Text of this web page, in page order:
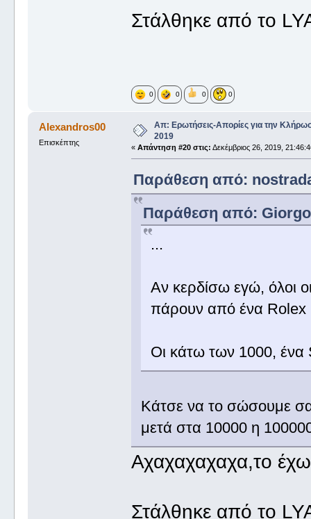
Στάλθηκε από το
0 0 0 0
Alexandros00
Επισκέπτης
Απ: Ερωτήσεις-Απορίες για την
2019
«Απάντηση #20 στις: Δεκέμβριος 26, 2019,
Παράθεση από:
Παράθεση από:
...
Αν κερδίσω εγώ, όλοι
πάρουν από ένα
Οι κάτω των 1000,
Κάτσε να το σώσουμε
μετά στα 10000 η
Αχαχαχαχαχα,το
Στάλθηκε από το